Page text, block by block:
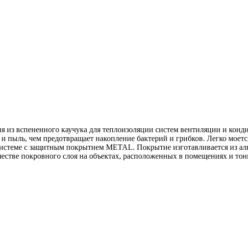
вспененного каучука для теплоизоляции систем вентиляции и
пыль, чем предотвращает накопление бактерий и грибков. Легко
c защитным покрытием METAL. Покрытие изготавливается из
покровного слоя на объектах, расположенных в помещениях и